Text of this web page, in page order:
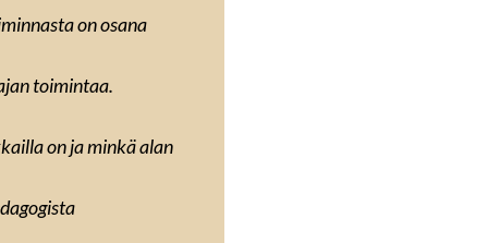
on osana
toimintaa.
on ja minkä alan